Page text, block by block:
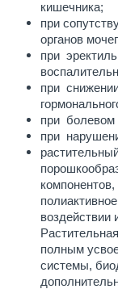
кишечника;
при
органов
при
при
при
при
полным
системы,